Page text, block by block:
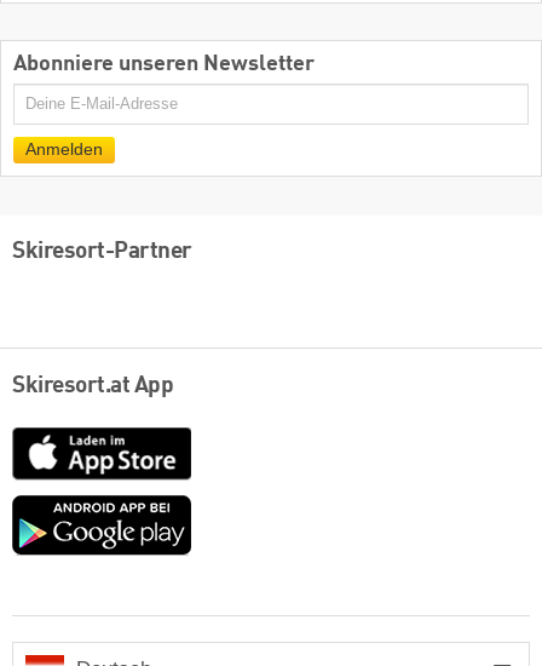
Abonniere unseren Newsletter
E-
Mail
Anmelden
Skiresort-Partner
Skiresort.at App
App
Store
Google